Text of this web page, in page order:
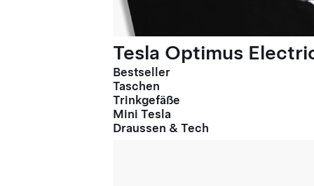
Tesla Optimus
Bestseller
Taschen
Trinkgefäße
Mini Tesla
Draussen & Tech